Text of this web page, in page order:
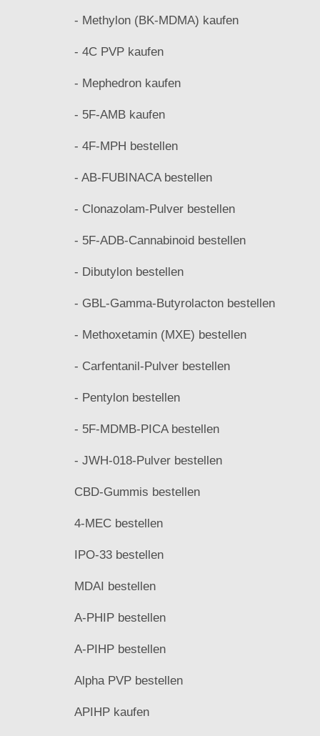
- Methylon (BK-MDMA) kaufen
- 4C PVP kaufen
- Mephedron kaufen
- 5F-AMB kaufen
- 4F-MPH bestellen
- AB-FUBINACA bestellen
- Clonazolam-Pulver bestellen
- 5F-ADB-Cannabinoid bestellen
- Dibutylon bestellen
- GBL-Gamma-Butyrolacton bestellen
- Methoxetamin (MXE) bestellen
- Carfentanil-Pulver bestellen
- Pentylon bestellen
- 5F-MDMB-PICA bestellen
- JWH-018-Pulver bestellen
CBD-Gummis bestellen
4-MEC bestellen
IPO-33 bestellen
MDAI bestellen
A-PHIP bestellen
A-PIHP bestellen
Alpha PVP bestellen
APIHP kaufen